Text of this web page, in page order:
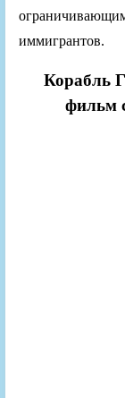
иммигрантов.
Корабль
фильм